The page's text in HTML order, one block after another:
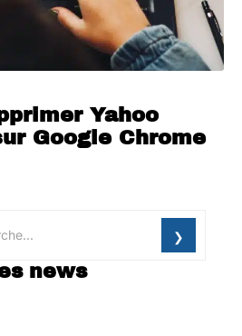
Yahoo
Google Chrome
news